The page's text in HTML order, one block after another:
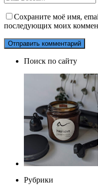
Сохраните моё имя,
последующих моих
Поиск по сайту
Рубрики